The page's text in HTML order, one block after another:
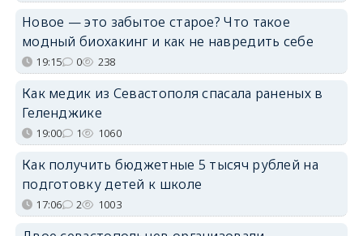
Новое — это забытое старое? Что такое
модный биохакинг и как не навредить себе
19:15 0 238
Как медик из Севастополя спасала раненых в
Геленджике
19:00 1 1060
Как получить бюджетные 5 тысяч рублей на
подготовку детей к школе
17:06 2 1003